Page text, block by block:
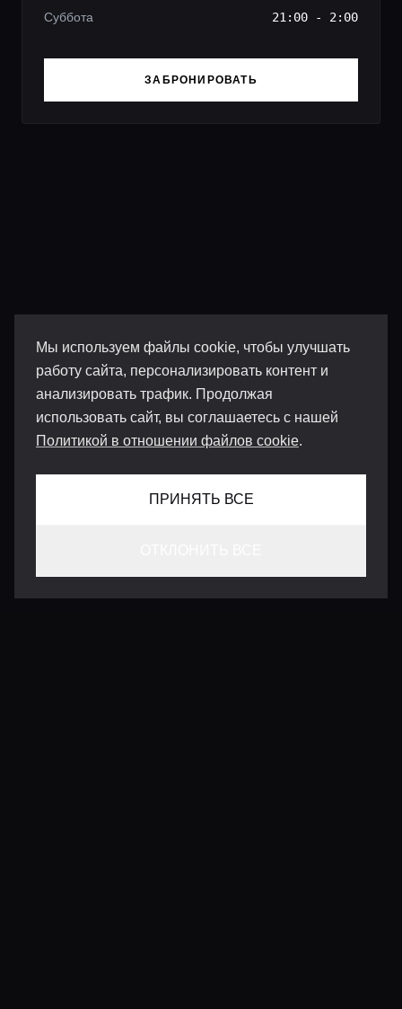
Мы используем файлы cookie, чтобы улучшать
работу сайта, персонализировать контент и
анализировать трафик. Продолжая
использовать сайт, вы соглашаетесь с нашей
Политикой в отношении файлов cookie.
ПРИНЯТЬ ВСЕ
Суббота 21:00 - 2:00
ЗАБРОНИРОВАТЬ